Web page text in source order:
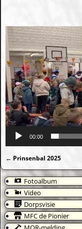
00:00
← Prinsenbal 2025
Fotoalbum
Video
Dorpsvisie
MFC de Pionier